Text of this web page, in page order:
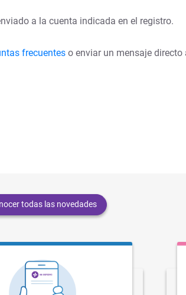
a la cuenta indicada en el registro.
frecuentes o enviar un mensaje directo
todas las novedades